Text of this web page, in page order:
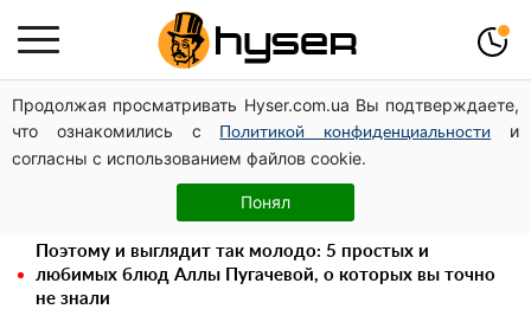
Продолжая просматривать Hyser.com.ua Вы подтверждаете,
что ознакомились с
Политикой конфиденциальности
и
согласны с использованием файлов cookie.
Понял
Голая Елена Тополя в интересных позах заставила
отвисать челюсти: слив видео – было только началом
Такую вкуснятину вы будете открывать банку за
банкой: рецепт помидоров дольками с луком и
Поэтому и выглядит так молодо: 5 простых и
любимых блюд Аллы Пугачевой, о которых вы точно
не знали